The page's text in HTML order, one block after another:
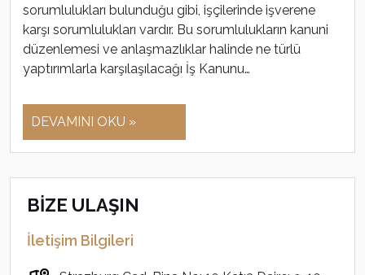
sorumlulukları bulunduğu gibi, işçilerinde işverene
karşı sorumlulukları vardır. Bu sorumlulukların kanuni
düzenlemesi ve anlaşmazlıklar halinde ne türlü
yaptırımlarla karşılaşılacağı İş Kanunu…
DEVAMINI OKU »
BİZE ULAŞIN
İletişim Bilgileri